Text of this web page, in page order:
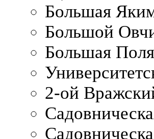
Большая
Большой
Большая
2-ой